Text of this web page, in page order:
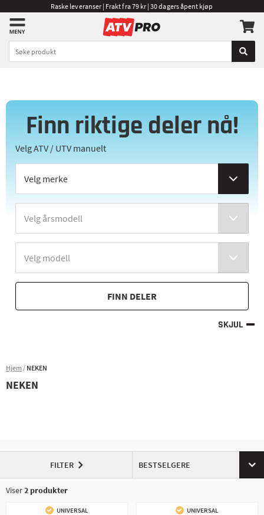
Raske leveranser | Frakt fra 79 kr | 30 dagers åpent kjøp
Finn riktige deler nå!
Velg ATV / UTV manuelt
FINN DELER
SKJUL
Hjem NEKEN
NEKEN
FILTER BESTSELGERE
Viser2 produkter
UNIVERSAL UNIVERSAL